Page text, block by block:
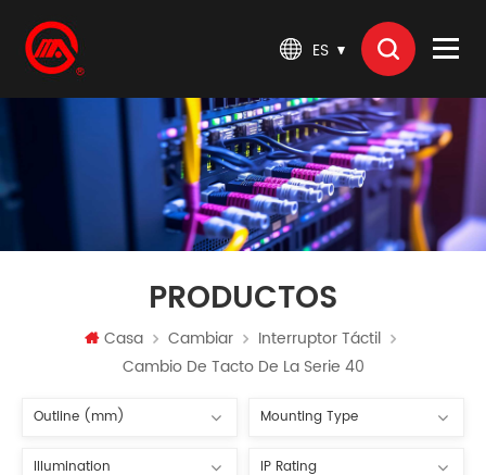
ES
PRODUCTOS
Casa Cambiar
Interruptor Táctil
Cambio De Tacto De La Serie 40